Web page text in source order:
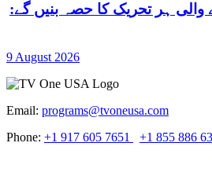
والی ہر تحریک کا حصہ بنیں گے:
9 August 2026
Email: programs@tvoneusa.com
Phone: +1 917 605 7651 +1 855 886